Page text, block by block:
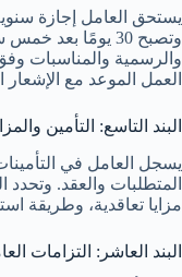
وتصبح 30 يومًا
والرسمية والمناسبات
العمل الموعد مع الإشعار
البند التاسع: التأمين
يسجل العامل في
المتطلبات والعقد.
مزايا تعاقدية، وطريقة
البند العاشر: التزامات